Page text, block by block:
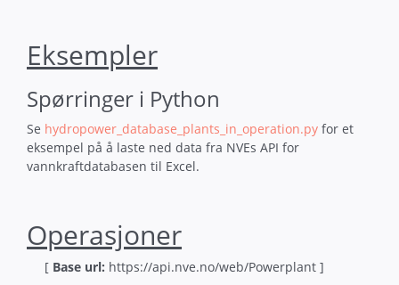
Eksempler
Spørringer i Python
Se hydropower_database_plants_in_operation.py for et
eksempel på å laste ned data fra NVEs API for
vannkraftdatabasen til Excel.
Operasjoner
[ Base url: https://api.nve.no/web/Powerplant ]